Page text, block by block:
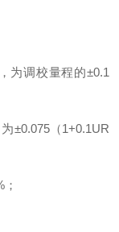
校量程的±0.1
（1+0.1UR